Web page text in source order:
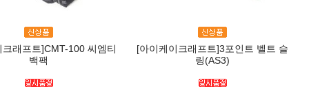
래프트]CMT-100 씨엠티
백팩
[아이케이크래프트]3포인트 벨트 슬
링(AS3)